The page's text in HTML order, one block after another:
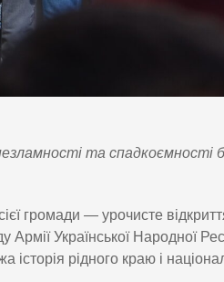
та спадкоємності
громади — урочисте
Української Народної
історія рідного краю і